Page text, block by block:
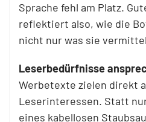
Sprache fehl am Platz.
reflektiert also, wie die
nicht nur was sie
Leserbedürfnisse
Werbetexte zielen direkt
Leserinteressen. Statt
eines kabellosen